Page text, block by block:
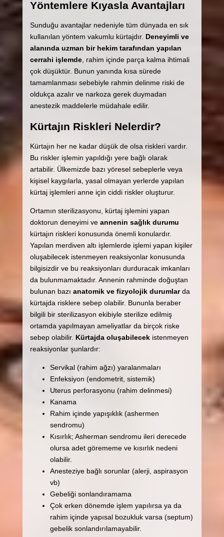
Yöntemlere Kıyasla Avantajları
Sunduğu avantajlar nedeniyle tüm dünyada en sık
kullanılan yöntem vakumlu kürtajdır. Deneyimli ve
alanında uzman bir hekim tarafından yapılan
cerrahi işlemde, rahim içinde parça kalma ihtimali
çok düşüktür. Bunun yanında kısa sürede
tamamlanması sebebiyle rahmin delinme riski de
oldukça azalır ve narkoza gerek duymadan
anestezik maddelerle müdahale edilir.
Kürtajın Riskleri Nelerdir?
Kürtajın her ne kadar düşük de olsa riskleri vardır.
Bu riskler işlemin yapıldığı yere bağlı olarak
artabilir. Ülkemizde bazı yöresel sebeplerle veya
kişisel kaygılarla, yasal olmayan yerlerde yapılan
kürtaj işlemleri anne için ciddi riskler oluşturur.
Ortamın sterilizasyonu, kürtaj işlemini yapan
doktorun deneyimi ve annenin sağlık durumu
kürtajın riskleri konusunda önemli konulardır.
Yapılan merdiven altı işlemlerde işlemi yapan kişiler
oluşabilecek istenmeyen reaksiyonlar konusunda
bilgisizdir ve bu reaksiyonları durduracak imkanları
da bulunmamaktadır. Annenin rahminde doğuştan
bulunan bazı anatomik ve fizyolojik durumlarda
kürtajda risklere sebep olabilir. Bununla beraber
bilgili bir sterilizasyon ekibiyle sterilize edilmiş
ortamda yapılmayan ameliyatlar da birçok riske
sebep olabilir. Kürtajda oluşabilecekistenmeyen
reaksiyonlar şunlardır:
Servikal (rahim ağzı) yaralanmaları
Enfeksiyon (endometrit, sistemik)
Uterus perforasyonu (rahim delinmesi)
Kanama
Rahim içinde yapışıklık (ashermen
sendromu)
Kısırlık; Asherman sendromu ileri derecede
olursa adet görememe ve kısırlık nedeni
olabilir.
Anesteziye bağlı sorunlar (alerji, aspirasyon
vb)
Gebeliği sonlandıramama
Çok erken dönemde işlem yapılırsa ya da
rahim içinde yapısal bozukluk varsa (septum)
gebelik sonlandırılamayabilir.